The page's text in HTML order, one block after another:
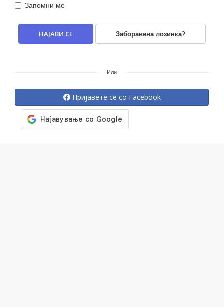
Запомни ме
Заборавена лозинка?
Или
Пријавете се со Facebook